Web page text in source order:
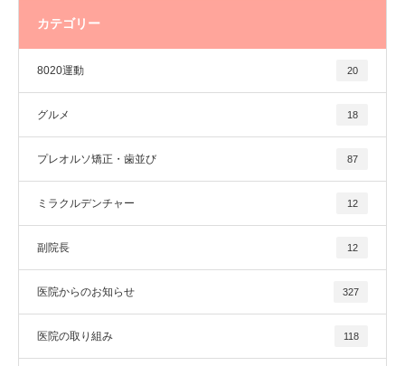
カテゴリー
8020運動 20
グルメ 18
プレオルソ矯正・歯並び 87
ミラクルデンチャー 12
副院長 12
医院からのお知らせ 327
医院の取り組み 118